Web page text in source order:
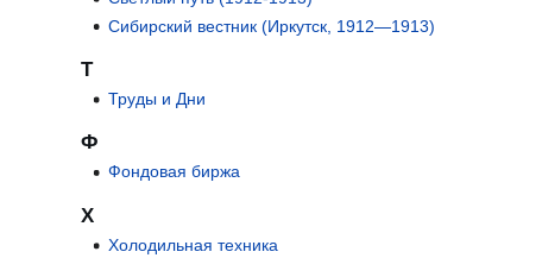
Сибирский вестник (Иркутск, 1912—1913)
Т
Труды и Дни
Ф
Фондовая биржа
Х
Холодильная техника